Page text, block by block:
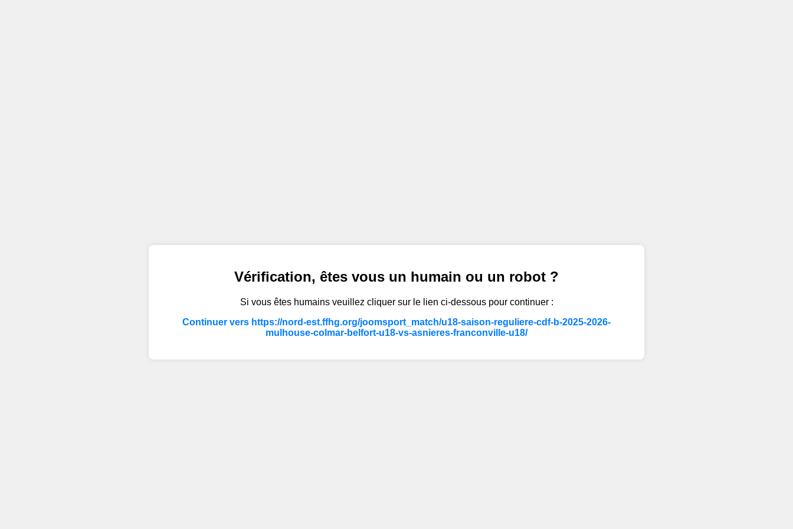
Vérification, êtes vous un humain ou un robot ?
Si vous êtes humains veuillez cliquer sur le lien ci-dessous pour continuer :
Continuer vers https://nord-est.ffhg.org/joomsport_match/u18-saison-reguliere-cdf-b-2025-2026-
mulhouse-colmar-belfort-u18-vs-asnieres-franconville-u18/